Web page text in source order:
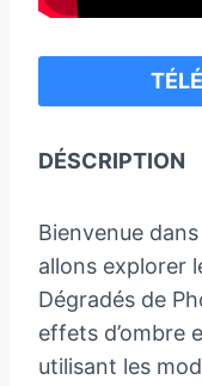
DÉSCRIPTION
Bienvenue
allons explorer
Dégradés de
effets d’ombre
utilisant les